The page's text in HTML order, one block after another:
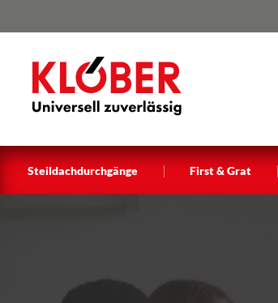
Steildachdurchgänge | First & Grat |